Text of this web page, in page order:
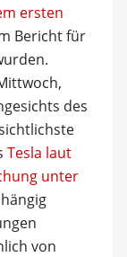
ersten
Bericht für
des
Tesla laut
unter
von